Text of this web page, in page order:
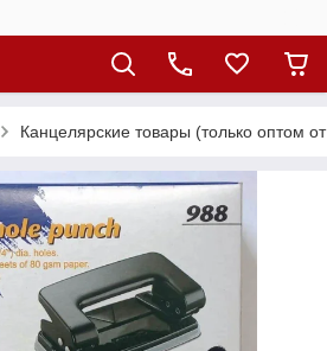
Канцелярские товары (только оптом